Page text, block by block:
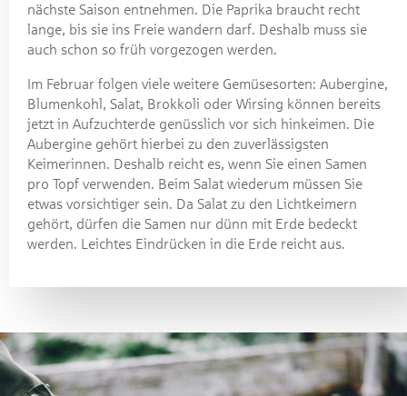
nächste Saison entnehmen. Die Paprika braucht recht
lange, bis sie ins Freie wandern darf. Deshalb muss sie
auch schon so früh vorgezogen werden.
Im Februar folgen viele weitere Gemüsesorten: Aubergine,
Blumenkohl, Salat, Brokkoli oder Wirsing können bereits
jetzt in Aufzuchterde genüsslich vor sich hinkeimen. Die
Aubergine gehört hierbei zu den zuverlässigsten
Keimerinnen. Deshalb reicht es, wenn Sie einen Samen
pro Topf verwenden. Beim Salat wiederum müssen Sie
etwas vorsichtiger sein. Da Salat zu den Lichtkeimern
gehört, dürfen die Samen nur dünn mit Erde bedeckt
werden. Leichtes Eindrücken in die Erde reicht aus.